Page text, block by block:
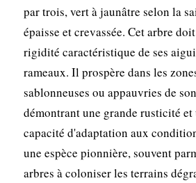
par trois, vert à jaunâtre selon la
épaisse et crevassée. Cet arbre
rigidité caractéristique de ses
rameaux. Il prospère dans les
sablonneuses ou appauvries de
démontrant une grande rusticité et
capacité d'adaptation aux
une espèce pionnière, souvent
arbres à coloniser les terrains